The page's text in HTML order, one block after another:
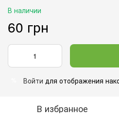
В наличии
60 грн
Войти для отображения
В избранное